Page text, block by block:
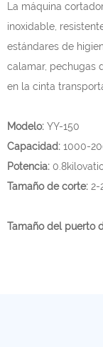
La máquina
inoxidable,
estándares de
calamar, pechugas
en la cinta
Modelo: YY-150
Capacidad: 1000-
Potencia:
Tamaño de corte: 2-
Tamaño del puerto